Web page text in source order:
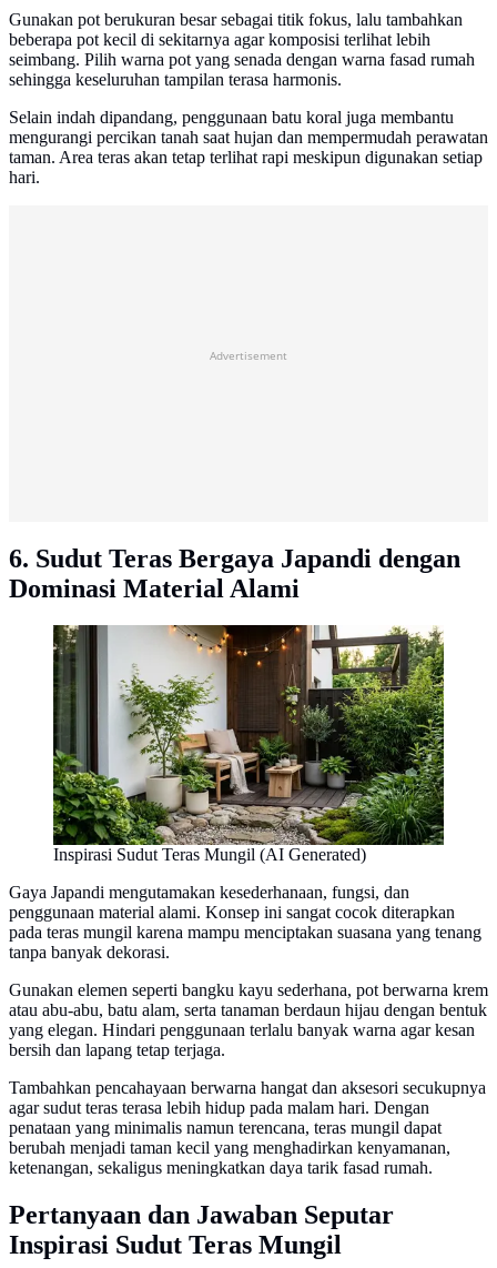
Gunakan pot berukuran besar sebagai titik fokus, lalu tambahkan
beberapa pot kecil di sekitarnya agar komposisi terlihat lebih
seimbang. Pilih warna pot yang senada dengan warna fasad rumah
sehingga keseluruhan tampilan terasa harmonis.
Selain indah dipandang, penggunaan batu koral juga membantu
mengurangi percikan tanah saat hujan dan mempermudah perawatan
taman. Area teras akan tetap terlihat rapi meskipun digunakan setiap
hari.
Advertisement
6. Sudut Teras Bergaya Japandi dengan
Dominasi Material Alami
Inspirasi Sudut Teras Mungil (AI Generated)
Gaya Japandi mengutamakan kesederhanaan, fungsi, dan
penggunaan material alami. Konsep ini sangat cocok diterapkan
pada teras mungil karena mampu menciptakan suasana yang tenang
tanpa banyak dekorasi.
Gunakan elemen seperti bangku kayu sederhana, pot berwarna krem
atau abu-abu, batu alam, serta tanaman berdaun hijau dengan bentuk
yang elegan. Hindari penggunaan terlalu banyak warna agar kesan
bersih dan lapang tetap terjaga.
Tambahkan pencahayaan berwarna hangat dan aksesori secukupnya
agar sudut teras terasa lebih hidup pada malam hari. Dengan
penataan yang minimalis namun terencana, teras mungil dapat
berubah menjadi taman kecil yang menghadirkan kenyamanan,
ketenangan, sekaligus meningkatkan daya tarik fasad rumah.
Pertanyaan dan Jawaban Seputar
Inspirasi Sudut Teras Mungil